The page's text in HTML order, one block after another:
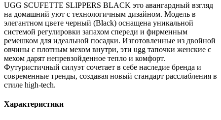
UGG SCUFETTE SLIPPERS BLACK это авангардный взгляд
на домашний уют с технологичным дизайном. Модель в
элегантном цвете черный (Black) оснащена уникальной
системой регулировки запахом спереди и фирменным
ремешком для идеальной посадки. Изготовленные из двойной
овчины с плотным мехом внутри, эти ugg тапочки женские с
мехом дарят непревзойденное тепло и комфорт.
Футуристичный силуэт сочетает в себе наследие бренда и
современные тренды, создавая новый стандарт расслабления в
стиле high-tech.
Характеристики